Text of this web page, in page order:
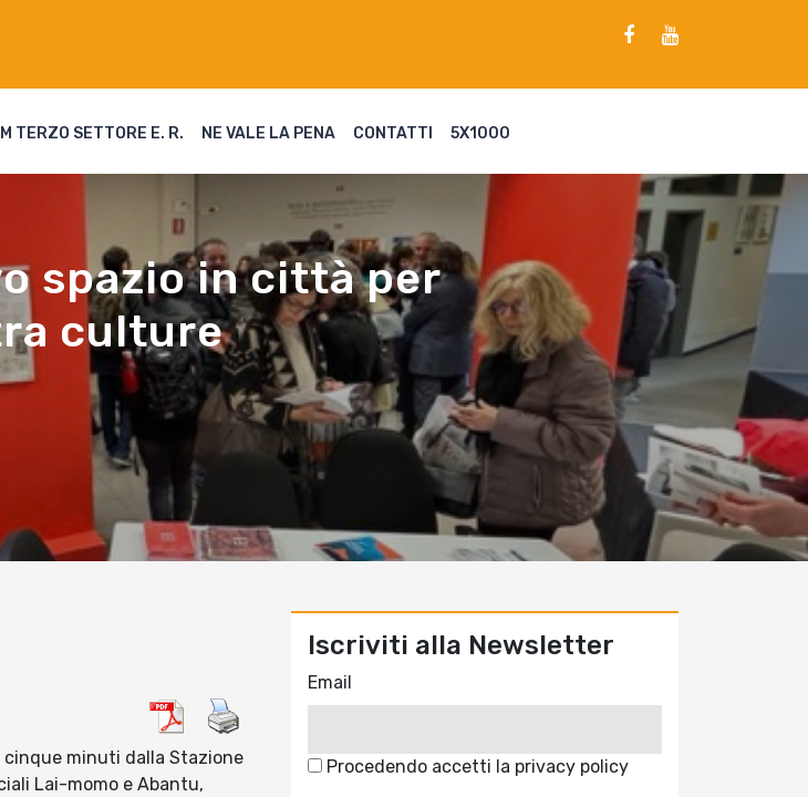
TERZO SETTORE E. R. NE VALE LA PENA CONTATTI 5X1000
spazio in città per
culture
cinque minuti dalla Stazione
Lai-momo e Abantu,
Iscriviti alla Newsletter
Email
Procedendo accetti la privacy policy